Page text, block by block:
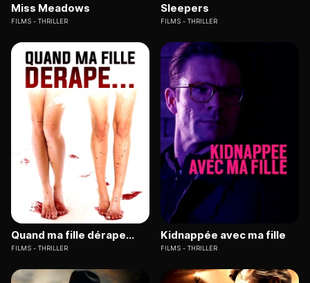
Miss Meadows
FILMS THRILLER
Sleepers
FILMS THRILLER
Quand ma fille dérape...
FILMS THRILLER
Kidnappée avec ma fille
FILMS THRILLER